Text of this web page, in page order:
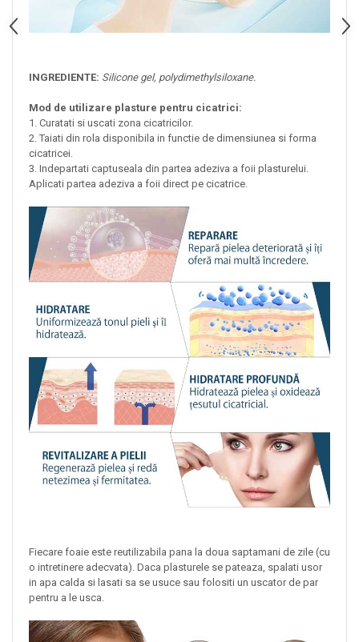
INGREDIENTE: Silicone gel, polydimethylsiloxane.
Mod de utilizare plasture pentru cicatrici:
1. Curatati si uscati zona cicatricilor.
2. Taiati din rola disponibila in functie de dimensiunea si forma
cicatricei.
3. Indepartati captuseala din partea adeziva a foii plasturelui.
Aplicati partea adeziva a foii direct pe cicatrice.
Fiecare foaie este reutilizabila pana la doua saptamani de zile (cu
o intretinere adecvata). Daca plasturele se pateaza, spalati usor
in apa calda si lasati sa se usuce sau folositi un uscator de par
pentru a le usca.